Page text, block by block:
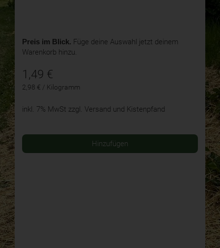
Preis im Blick. Füge deine Auswahl jetzt deinem
Warenkorb hinzu.
1,49 €
2,98 € / Kilogramm
inkl. 7% MwSt zzgl. Versand und Kistenpfand
Hinzufügen